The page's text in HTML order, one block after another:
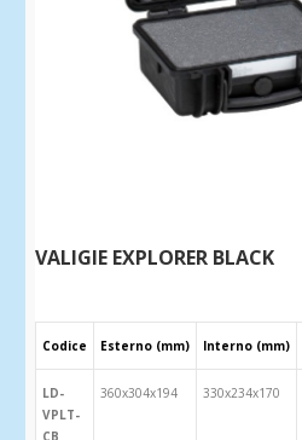
VALIGIE EXPLORER BLACK
Codice Esterno (mm) Interno (mm)
LD-
VPLT-
CB
360x304x194 330x234x170